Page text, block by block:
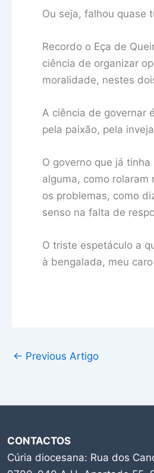
Ou seja, falhou quase
Recordo o Eça de
ciência de organizar
moralidade, nestes
A ciência de governar
pela paixão, pela
O governo que já
alguma, como
os problemas, como
senso na falta de
O triste espetáculo a
à bengalada, meu caro
← Previous Artigo
CONTACTOS
Cúria diocesana: Rua dos